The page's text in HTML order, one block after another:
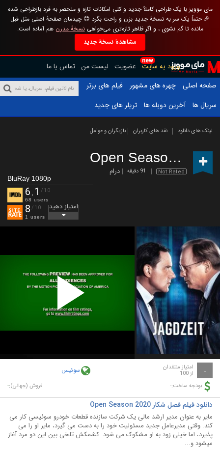
مای موویز با یک طراحی کاملاً جدید و کلی امکانات تازه و منحصر به فرد بازطراحی شده
🎉 حتماً یک سر به نسخهٔ جدید بزن و راحت بگرد 😊 چیدمان صفحهٔ اصلی مثل قبل
مانده تا گم نشوی ، و اگر ظاهر تازه‌تری می‌خواهینسخهٔ مدرن هم آماده است.
مشاهدهٔ نسخهٔ جدید
new
ورود به سایت عضویت لیست من تماس با ما
صفحه اصلی
چهره های مشهور
فیلم های برتر
سریال ها
آخرین دوبله ها تریلر های جدید
لینک های دانلود نقد های کاربران بازیگران و عوامل
Open Season (2020)
Not Rated 91 دقیقه درام
BluRay 1080p
6.1 /10
68 users
8 /10
1 users
امتیاز دهید
Play
Video
- امتیاز منتقدان
از 100 سوئیس
بودجه ساخت:- فروش (جهانی):-
دانلود فیلم فصل شکار Open Season 2020
مایر به عنوان مدیر ارشد مالی یک شرکت سازنده قطعات خودرو سوئیسی کار می
کند. وقتی مدیرعامل جدید مسئولیت خود را به دست می گیرد، مایر او را می
پذیرد، اما خیلی زود به او مشکوک می شود. کشمکش تلخی بین این دو مرد آغاز
میشود و...